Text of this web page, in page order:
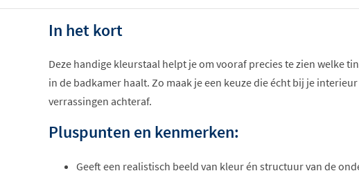
In het kort
Deze handige kleurstaal helpt je om vooraf precies te zien welke
in de badkamer haalt. Zo maak je een keuze die écht bij je
verrassingen achteraf.
Pluspunten en kenmerken:
Geeft een realistisch beeld van kleur én structuur van de